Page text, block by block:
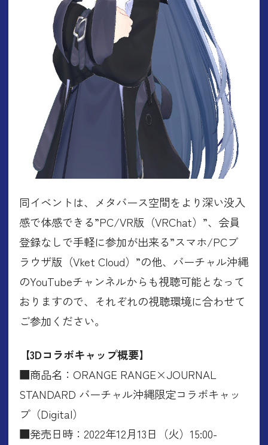
同イベントは、メタバース空間をより深い没入
感で体感できる”PC/VR版（VRChat）”、会員
登録なしで手軽に参加が出来る”スマホ/PCブ
ラウザ版（Vket Cloud）”の他、バーチャル沖縄
のYouTubeチャンネルからも視聴可能となって
おりますので、それぞれの視聴環境に合わせて
ご参加ください。
【3Dコラボキャップ概要】
■商品名：ORANGE RANGE×JOURNAL
STANDARD バーチャル沖縄限定コラボキャッ
プ（Digital）
■発売日時：2022年12月13日（火）15:00-